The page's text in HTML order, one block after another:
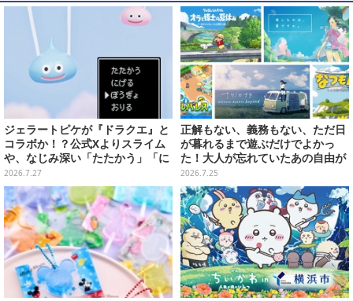
ジェラートピケが『ドラクエ』と
コラボか！？公式Xよりスライム
や、なじみ深い「たたかう」「に
げる」のコマンドウィンドウが投
稿
2026.7.27
正解もない、義務もない、ただ日
が暮れるまで遊ぶだけでよかっ
た！大人が忘れていたあの自由が
蘇るノスタルジー夏休みゲームお
すすめ5選【特集】
2026.7.25